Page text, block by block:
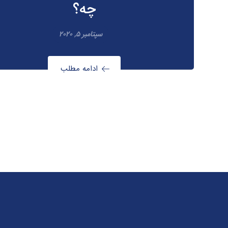
چه؟
سپتامبر 5, 2020
ادامه مطلب